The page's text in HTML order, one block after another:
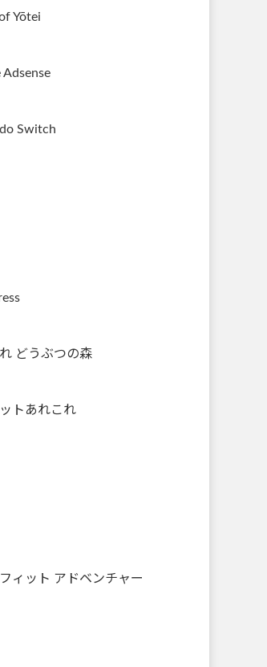
Yōtei
Adsense
Switch
どうぶつの森
トあれこれ
ィット アドベンチャー